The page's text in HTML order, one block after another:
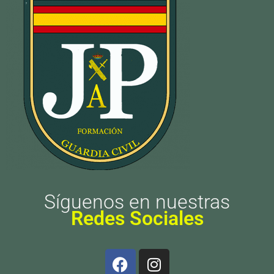
Síguenos en nuestras
Redes Sociales
F
I